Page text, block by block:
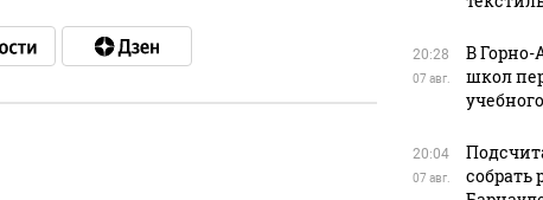
20:28
07 авг.
В
школ
20:04
07 авг.
собрать